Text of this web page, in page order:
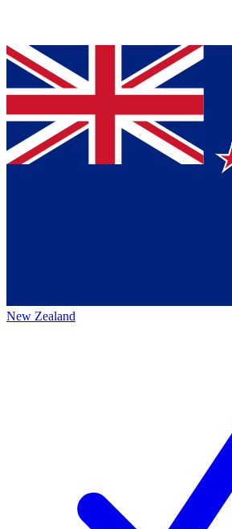
New Zealand